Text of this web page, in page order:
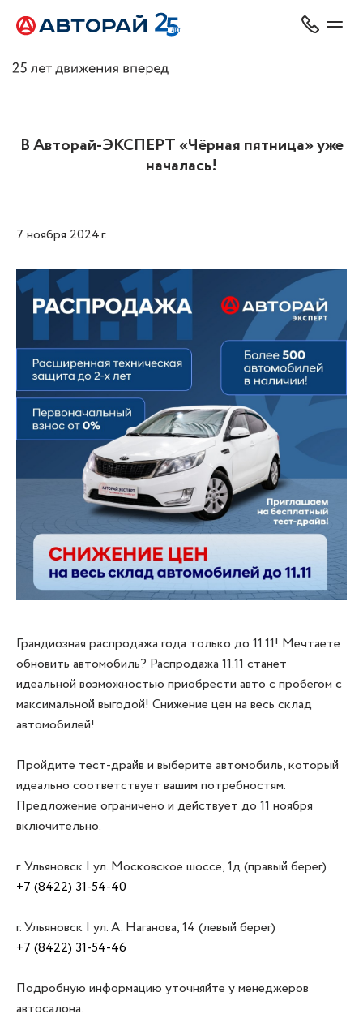
В Авторай-ЭКСПЕРТ «Чёрная пятница» уже
началась!
7 ноября 2024 г.
Грандиозная распродажа года только до 11.11! Мечтаете
обновить автомобиль? Распродажа 11.11 станет
идеальной возможностью приобрести авто с пробегом с
максимальной выгодой! Снижение цен на весь склад
автомобилей!
Пройдите тест-драйв и выберите автомобиль, который
идеально соответствует вашим потребностям.
Предложение ограничено и действует до 11 ноября
включительно.
г. Ульяновск | ул. Московское шоссе, 1д (правый берег)
+7 (8422) 31-54-40
г. Ульяновск | ул. А. Наганова, 14 (левый берег)
+7 (8422) 31-54-46
Подробную информацию уточняйте у менеджеров
автосалона.